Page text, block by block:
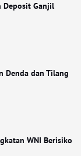
Deposit Ganjil
Denda dan Tilang
WNI Berisiko